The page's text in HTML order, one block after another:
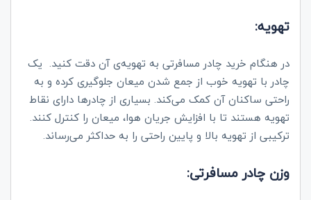
تهویه:
در هنگام خرید چادر مسافرتی به تهویه‌ی آن دقت کنید. یک
چادر با تهویه خوب از جمع شدن میعان جلوگیری کرده و به
راحتی ساکنان آن کمک می‌کند. بسیاری از چادرها دارای نقاط
تهویه هستند تا با افزایش جریان هوا، میعان را کنترل کنند.
ترکیبی از تهویه بالا و پایین راحتی را به حداکثر می‌رساند.
وزن چادر مسافرتی: